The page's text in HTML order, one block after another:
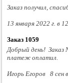
Заказ получил,
13 января 2022 г. в
Заказ 1059
Добрый день! Заказ
платеж оплатил.
Игорь Егоров 8 сен